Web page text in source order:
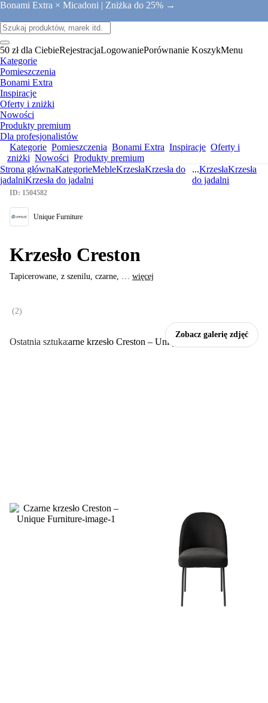
Bonami Extra × Micadoni | Zniżka do 25% →
50 zł dla CiebieRejestracjaLogowaniePorównanie KoszykMenu
Kategorie
Pomieszczenia
Bonami Extra
Inspiracje
Oferty i zniżki
Nowości
Produkty premium
Dla profesjonalistów
Kategorie Pomieszczenia Bonami Extra Inspiracje Oferty i
zniżki Nowości Produkty premium
Strona głównaKategorieMebleKrzesłaKrzesła do
jadalniKrzesła do jadalni
...KrzesłaKrzesła
do jadalni
Zobacz galerię zdjęć
Ostatnia sztuka
ID: 1504582
Unique Furniture
Krzesło Creston
Tapicerowane, z szenilu, czarne, … więcej
(2)